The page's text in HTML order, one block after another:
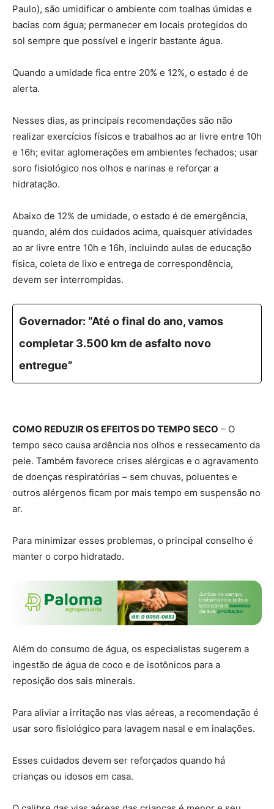
Paulo), são umidificar o ambiente com toalhas úmidas e
bacias com água; permanecer em locais protegidos do
sol sempre que possível e ingerir bastante água.
Quando a umidade fica entre 20% e 12%, o estado é de
alerta.
Nesses dias, as principais recomendações são não
realizar exercícios físicos e trabalhos ao ar livre entre 10h
e 16h; evitar aglomerações em ambientes fechados; usar
soro fisiológico nos olhos e narinas e reforçar a
hidratação.
Abaixo de 12% de umidade, o estado é de emergência,
quando, além dos cuidados acima, quaisquer atividades
ao ar livre entre 10h e 16h, incluindo aulas de educação
física, coleta de lixo e entrega de correspondência,
devem ser interrompidas.
Governador: “Até o final do ano, vamos
completar 3.500 km de asfalto novo
entregue”
COMO REDUZIR OS EFEITOS DO TEMPO SECO – O
tempo seco causa ardência nos olhos e ressecamento da
pele. Também favorece crises alérgicas e o agravamento
de doenças respiratórias – sem chuvas, poluentes e
outros alérgenos ficam por mais tempo em suspensão no
ar.
Para minimizar esses problemas, o principal conselho é
manter o corpo hidratado.
Além do consumo de água, os especialistas sugerem a
ingestão de água de coco e de isotônicos para a
reposição dos sais minerais.
Para aliviar a irritação nas vias aéreas, a recomendação é
usar soro fisiológico para lavagem nasal e em inalações.
Esses cuidados devem ser reforçados quando há
crianças ou idosos em casa.